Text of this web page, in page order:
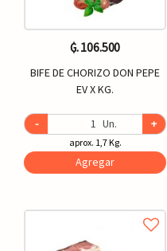
₲. 106.500
BIFE DE CHORIZO DON PEPE
EV X KG.
- Un. +
aprox. 1,7 Kg.
Agregar